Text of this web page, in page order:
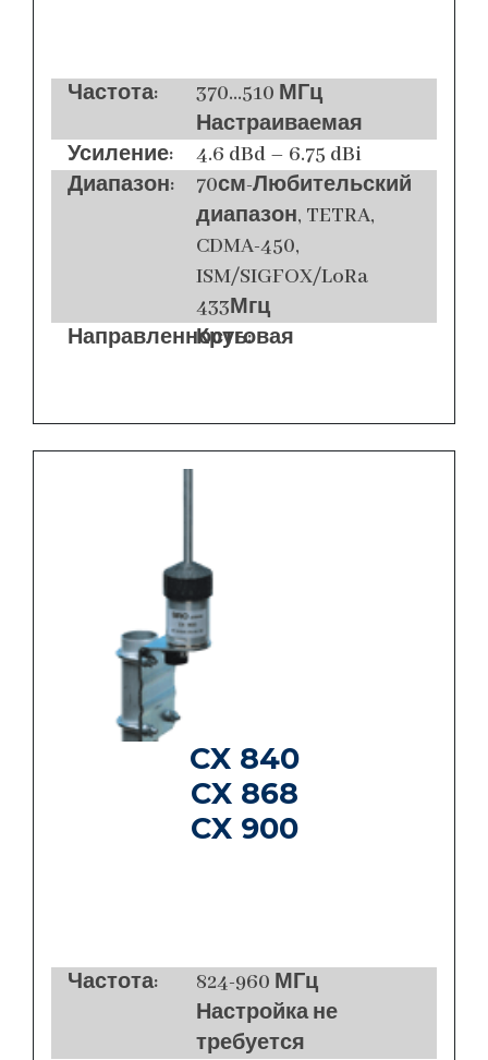
Частота:
370...510 МГц
Настраиваемая
Усиление:
4.6 dBd – 6.75 dBi
Диапазон:
70см-Любительский
диапазон, TETRA,
CDMA-450,
ISM/SIGFOX/LoRa
433Мгц
Направленность:
Круговая
CX 840
CX 868
CX 900
Частота:
824-960 МГц
Настройка не
требуется